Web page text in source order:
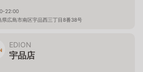
22:00
県広島市南区宇品西三丁目8番38号
EDION
宇品店